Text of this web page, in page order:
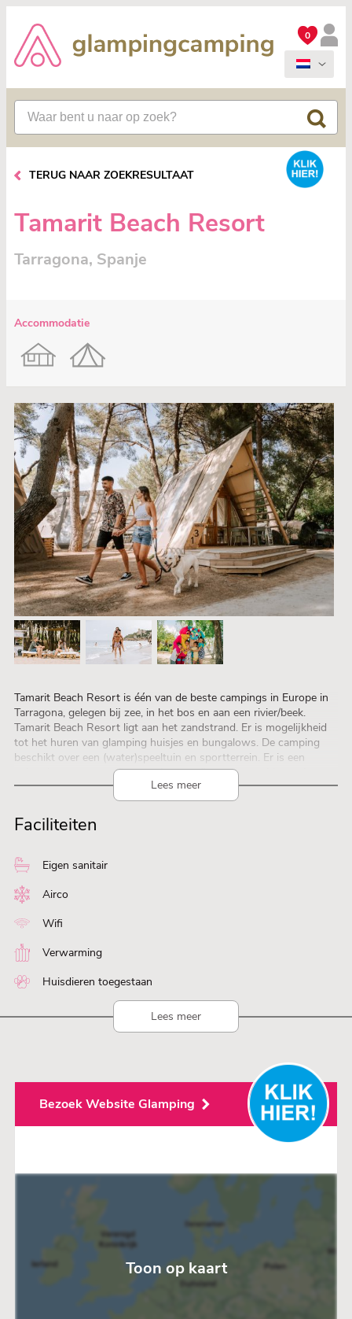
0
TERUG NAAR ZOEKRESULTAAT
Tamarit Beach Resort
Tarragona, Spanje
Accommodatie
Tamarit Beach Resort is één van de beste campings in Europe in
Tarragona, gelegen bij zee, in het bos en aan een rivier/beek.
Tamarit Beach Resort ligt aan het zandstrand. Er is mogelijkheid
tot het huren van glamping huisjes en bungalows. De camping
beschikt over een (water)speeltuin en sportterrein. Er is een
animatieprogramma, fitnessruimte en fietscentrum. Voor wie na
een drukke dag wil ontspannen is er beautycenter aanwezig. De
camping beschikt over een buitenzwembad en peuterbad. Er is
ook een waterglijbaan aanwezig. Wij zijn huisdiervriendelijk in alle
accommodaties (staanplaatsen en bungalows). Bekroond met
ANWB en “Camping met beste ligging Spanje” ACSI. Het hele jaar
geopend.
Lees meer
Faciliteiten
Eigen sanitair
Airco
Wifi
Verwarming
Huisdieren toegestaan
Lees meer
Bezoek Website Glamping
Toon op kaart